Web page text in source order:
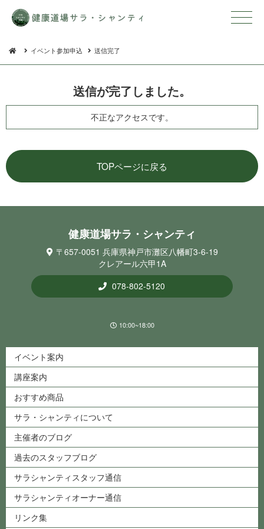
イベント参加申込 送信完了
送信が完了し ま し た 。
不正なアクセスです。
TOPページに戻る
健康道場サラ・シ ャ ン テ ィ
〒657-0051 兵庫県神戸市灘区八幡町3-6-19
クレアール六甲1A
078-802-5120
10:00~18:00
イベント案内
講座案内
おすすめ商品
サラ・シャンティについて
主催者のブログ
過去のスタッフブログ
サラシャンティスタッフ通信
サラシャンティオーナー通信
リンク集